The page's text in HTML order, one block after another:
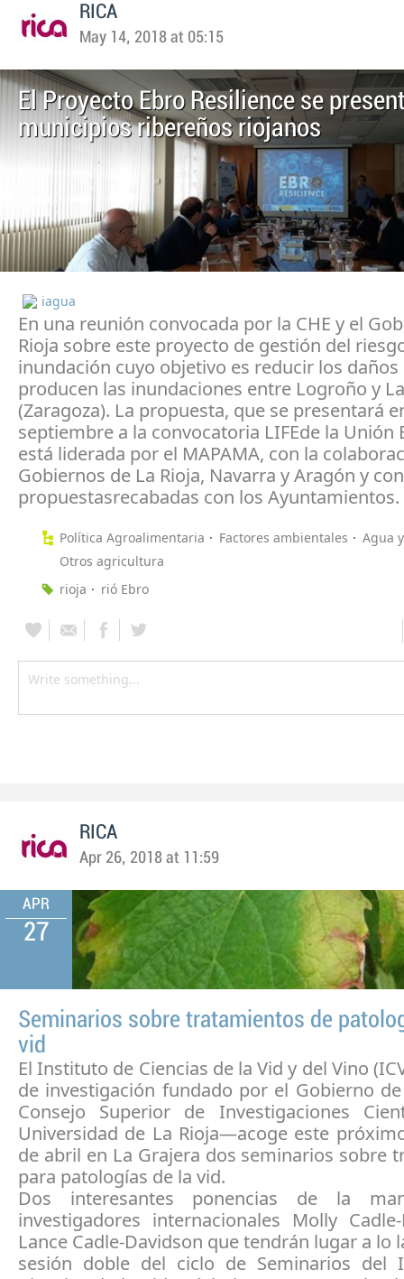
RICA
May 14, 2018 at 05:15
El Proyecto Ebro Resilience se
municipios ribereños riojanos
iagua
En una reunión convocada por la CHE y el
Rioja sobre este proyecto de gestión del
inundación cuyo objetivo es reducir los daños
producen las inundaciones entre Logroño y
(Zaragoza). La propuesta, que se presentará
septiembre a la convocatoria LIFEde la Unión
está liderada por el MAPAMA, con la
Gobiernos de La Rioja, Navarra y Aragón y
propuestasrecabadas con los Ayuntamientos.
Política Agroalimentaria Factores ambientales
Agua
Otros agricultura
rioja
rió Ebro
RICA
Apr 26, 2018 at 11:59
APR
27
Seminarios sobre tratamientos de
vid
El Instituto de Ciencias de la Vid y del Vino
de investigación fundado por el Gobierno
Consejo Superior de Investigaciones
Universidad de La Rioja—acoge este
de abril en La Grajera dos seminarios sobre
para patologías de la vid.
Dos interesantes ponencias de la
investigadores internacionales Molly
Lance Cadle-Davidson que tendrán lugar a lo
sesión doble del ciclo de Seminarios del